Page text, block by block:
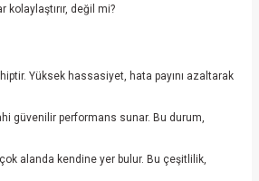
değil mi?
Yüksek hassasiyet, hata payını azaltarak
güvenilir performans sunar. Bu durum,
alanda kendine yer bulur. Bu çeşitlilik,